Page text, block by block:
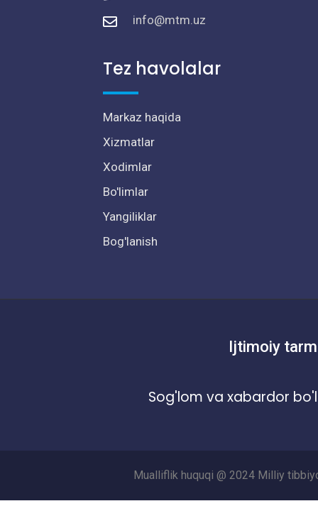
info@mtm.uz
Tez havolalar
Markaz haqida
Xizmatlar
Xodimlar
Bo'limlar
Yangiliklar
Bog'lanish
Ijtimoiy
Sog'lom va xabardor
Mualliflik huquqi @ 2024 Milliy